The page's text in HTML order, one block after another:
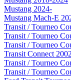
Mustang 2024-
Mustang Mach-E
Transit / Tourneo
Transit / Tourneo
Transit / Tourneo
Transit Connect
Transit / Tourneo
Transit / Tourneo